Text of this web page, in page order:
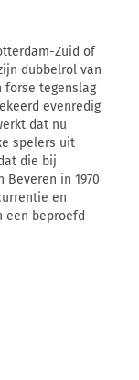
Zuid of
dubbelrol van
forse tegenslag
evenredig
dat nu
spelers uit
die bij
in 1970
en
een beproefd